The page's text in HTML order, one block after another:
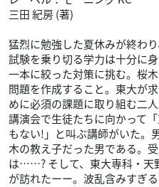
三田 紀房 (著)
猛烈に勉強した夏休みが終わ
試験を乗り切る学力は十分に
一本に絞った対策に挑む。桜
問題を作成すること。東大が
めに必須の課題に取り組む二
講演会で生徒たちに向かって
もない!」と叫ぶ講師がいた。
木の教え子だった男である。
は……? そして、東大専科・天
が訪れたーー。波乱含みすぎ